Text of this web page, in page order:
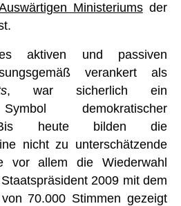
Ministeriumsder
aktiven und passiven
verankert als
, war sicherlich ein
demokratischer
Bis heute bilden die
nicht zu unterschätzende
vor allem die Wiederwahl
2009 mit dem
70.000 Stimmen gezeigt